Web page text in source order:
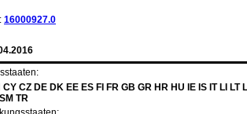
16000927.0
CZ DE DK EE ES FI FR GB GR HR HU IE IS IT LI LT
TR